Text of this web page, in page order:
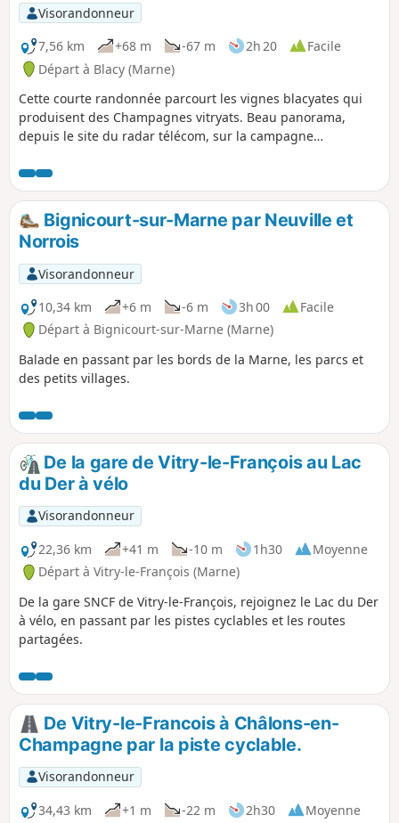
Visorandonneur
7,56 km
+68 m -67 m 2h 20
Facile
Départ à Blacy (Marne)
Cette courte randonnée parcourt les vignes blacyates qui
produisent des Champagnes vitryats. Beau panorama,
depuis le site du radar télécom, sur la campagne
Bignicourt-sur-Marne par Neuville et
Norrois
Visorandonneur
10,34 km
+6 m -6 m 3h 00
Facile
Départ à Bignicourt-sur-Marne (Marne)
Balade en passant par les bords de la Marne, les parcs et
des petits villages.
De la gare de Vitry-le-François au Lac
du Der à vélo
Visorandonneur
22,36 km
+41 m -10 m 1h30
Moyenne
Départ à Vitry-le-François (Marne)
De la gare SNCF de Vitry-le-François, rejoignez le Lac du Der
à vélo, en passant par les pistes cyclables et les routes
partagées.
De Vitry-le-Francois à Châlons-en-
Champagne par la piste cyclable.
Visorandonneur
34,43 km
+1 m -22 m 2h30
Moyenne